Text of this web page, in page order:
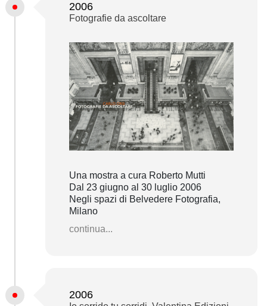
2006
Fotografie da ascoltare
Una mostra a cura Roberto Mutti
Dal 23 giugno al 30 luglio 2006
Negli spazi di Belvedere Fotografia,
Milano
continua...
2006